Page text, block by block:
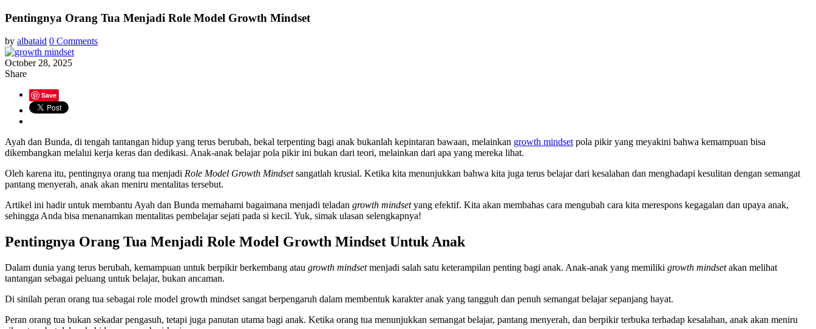
Pentingnya Orang Tua Menjadi Role Model Growth Mindset
by albataid 0 Comments
October 28, 2025
Share
Save
Ayah dan Bunda, di tengah tantangan hidup yang terus berubah, bekal terpenting bagi anak bukanlah kepintaran bawaan, melainkan growth mindsetpola pikir yang meyakini bahwa kemampuan bisa
dikembangkan melalui kerja keras dan dedikasi. Anak-anak belajar pola pikir ini bukan dari teori, melainkan dari apa yang mereka lihat.
Oleh karena itu, pentingnya orang tua menjadi Role Model Growth Mindsetsangatlah krusial. Ketika kita menunjukkan bahwa kita juga terus belajar dari kesalahan dan menghadapi kesulitan dengan semangat
pantang menyerah, anak akan meniru mentalitas tersebut.
Artikel ini hadir untuk membantu Ayah dan Bunda memahami bagaimana menjadi teladan growth mindsetyang efektif. Kita akan membahas cara mengubah cara kita merespons kegagalan dan upaya anak,
sehingga Anda bisa menanamkan mentalitas pembelajar sejati pada si kecil. Yuk, simak ulasan selengkapnya!
Pentingnya Orang Tua Menjadi Role Model Growth Mindset Untuk Anak
Dalam dunia yang terus berubah, kemampuan untuk berpikir berkembang atau growth mindsetmenjadi salah satu keterampilan penting bagi anak. Anak-anak yang memiliki growth mindsetakan melihat
tantangan sebagai peluang untuk belajar, bukan ancaman.
Di sinilah peran orang tua sebagai role model growth mindset sangat berpengaruh dalam membentuk karakter anak yang tangguh dan penuh semangat belajar sepanjang hayat.
Peran orang tua bukan sekadar pengasuh, tetapi juga panutan utama bagi anak. Ketika orang tua menunjukkan semangat belajar, pantang menyerah, dan berpikir terbuka terhadap kesalahan, anak akan meniru